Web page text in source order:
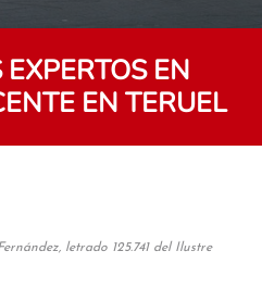
EN
EN TERUEL
letrado 125.741 del Ilustre